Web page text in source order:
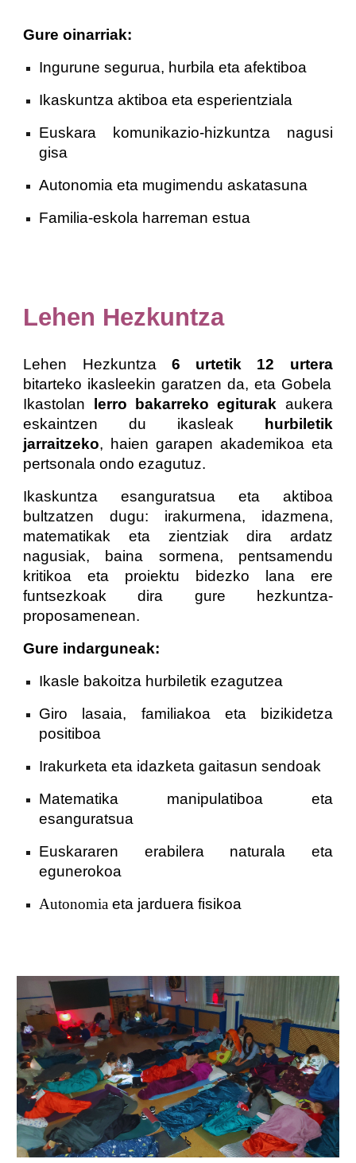
Gure oinarriak:
Ingurune segurua, hurbila eta afektiboa
Ikaskuntza aktiboa eta esperientziala
Euskara komunikazio-hizkuntza nagusi
gisa
Autonomia eta mugimendu askatasuna
Familia-eskola harreman estua
Lehen Hezkuntza
Lehen Hezkuntza 6 urtetik 12 urtera
bitarteko ikasleekin garatzen da, eta Gobela
Ikastolan
lerro bakarreko egiturak aukera
eskaintzen du ikasleak
hurbiletik
jarraitzeko, haien garapen akademikoa eta
pertsonala ondo ezagutuz.
Ikaskuntza esanguratsua eta aktiboa
bultzatzen dugu: irakurmena, idazmena,
matematikak eta zientziak dira ardatz
nagusiak, baina sormena, pentsamendu
kritikoa eta proiektu bidezko lana ere
funtsezkoak dira gure hezkuntza-
proposamenean.
Gure indarguneak:
Ikasle bakoitza hurbiletik ezagutzea
Giro lasaia, familiakoa eta bizikidetza
positiboa
Irakurketa eta idazketa gaitasun sendoak
Matematika manipulatiboa eta
esanguratsua
Euskararen erabilera naturala eta
egunerokoa
Autonomia eta jarduera fisikoa